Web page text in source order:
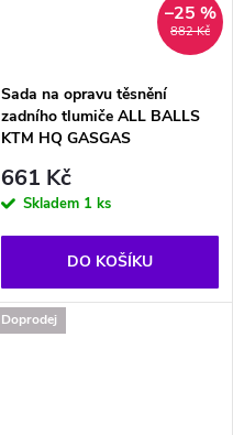
882 Kč
–25 %
Sada na opravu těsnění
zadního tlumiče ALL BALLS
KTM HQ GASGAS
661 Kč
Skladem 1 ks
DO KOŠÍKU
Doprodej